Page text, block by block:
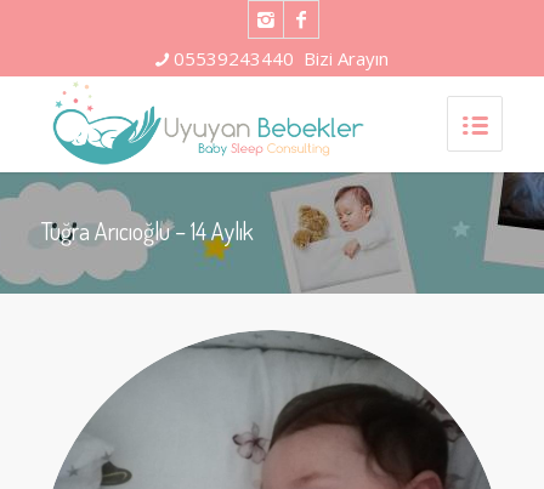
05539243440 Bizi Arayın
Tuğra Arıcıoğlu – 14 Aylık